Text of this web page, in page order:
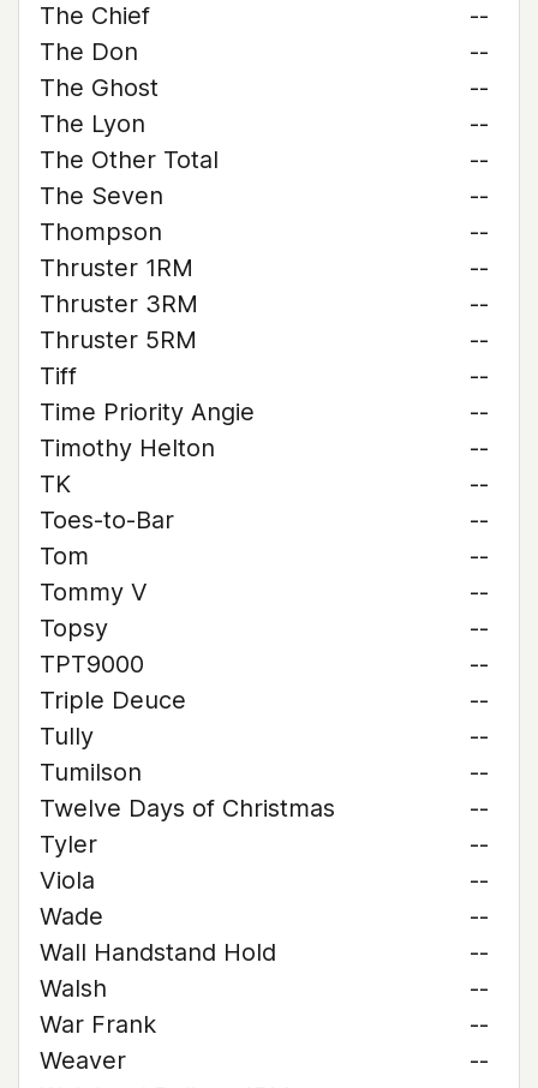
The Chief
--
The Don
--
The Ghost
--
The Lyon
--
The Other Total
--
The Seven
--
Thompson
--
Thruster 1RM
--
Thruster 3RM
--
Thruster 5RM
--
Tiff
--
Time Priority Angie
--
Timothy Helton
--
TK
--
Toes-to-Bar
--
Tom
--
Tommy V
--
Topsy
--
TPT9000
--
Triple Deuce
--
Tully
--
Tumilson
--
Twelve Days of Christmas
--
Tyler
--
Viola
--
Wade
--
Wall Handstand Hold
--
Walsh
--
War Frank
--
Weaver
--